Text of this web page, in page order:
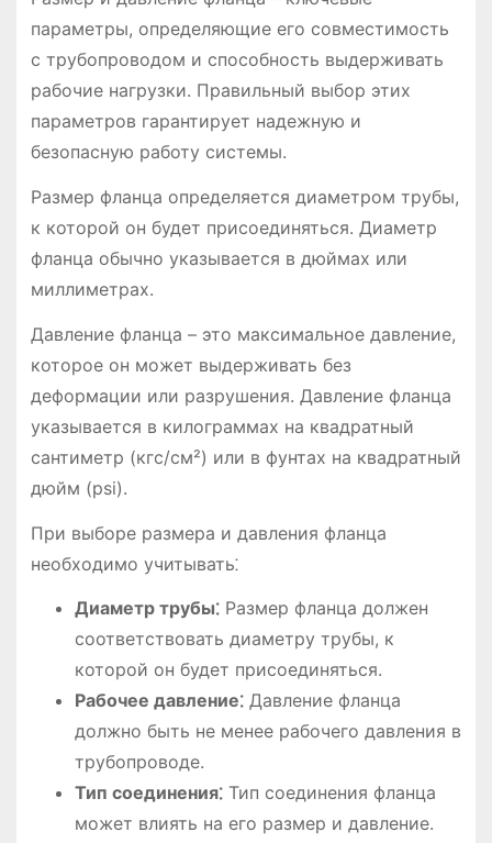
параметры, определяющие его совместимость
с трубопроводом и способность выдерживать
рабочие нагрузки. Правильный выбор этих
параметров гарантирует надежную и
безопасную работу системы.
Размер фланца определяется диаметром трубы,
к которой он будет присоединяться. Диаметр
фланца обычно указывается в дюймах или
миллиметрах.
Давление фланца – это максимальное давление,
которое он может выдерживать без
деформации или разрушения. Давление фланца
указывается в килограммах на квадратный
сантиметр (кгс/см²) или в фунтах на квадратный
дюйм (psi).
При выборе размера и давления фланца
необходимо учитывать⁚
Диаметр трубы⁚Размер фланца должен
соответствовать диаметру трубы, к
которой он будет присоединяться.
Рабочее давление⁚Давление фланца
должно быть не менее рабочего давления в
трубопроводе.
Тип соединения⁚Тип соединения фланца
может влиять на его размер и давление.